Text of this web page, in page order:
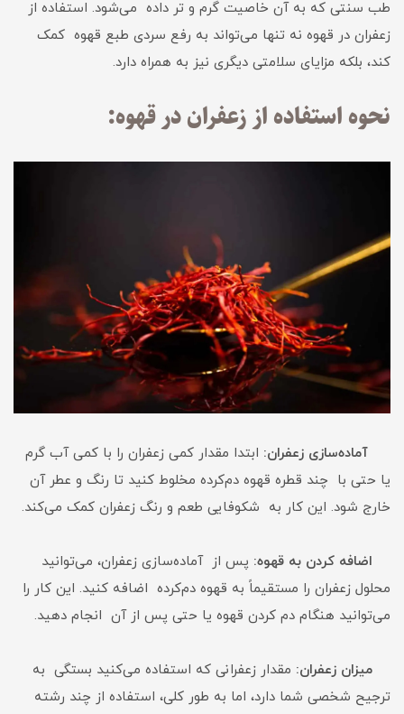
طب سنتی که به آن خاصیت گرم و تر داده می‌شود. استفاده از
زعفران در قهوه نه تنها می‌تواند به رفع سردی طبع قهوه کمک
کند، بلکه مزایای سلامتی دیگری نیز به همراه دارد.
نحوه استفاده از زعفران در قهوه:
آماده‌سازی زعفران: ابتدا مقدار کمی زعفران را با کمی آب گرم
یا حتی با چند قطره قهوه دم‌کرده مخلوط کنید تا رنگ و عطر آن
خارج شود. این کار به شکوفایی طعم و رنگ زعفران کمک می‌کند.
اضافه کردن به قهوه: پس از آماده‌سازی زعفران، می‌توانید
محلول زعفران را مستقیماً به قهوه دم‌کرده اضافه کنید. این کار را
می‌توانید هنگام دم کردن قهوه یا حتی پس از آن انجام دهید.
میزان زعفران: مقدار زعفرانی که استفاده می‌کنید بستگی به
ترجیح شخصی شما دارد، اما به طور کلی، استفاده از چند رشته